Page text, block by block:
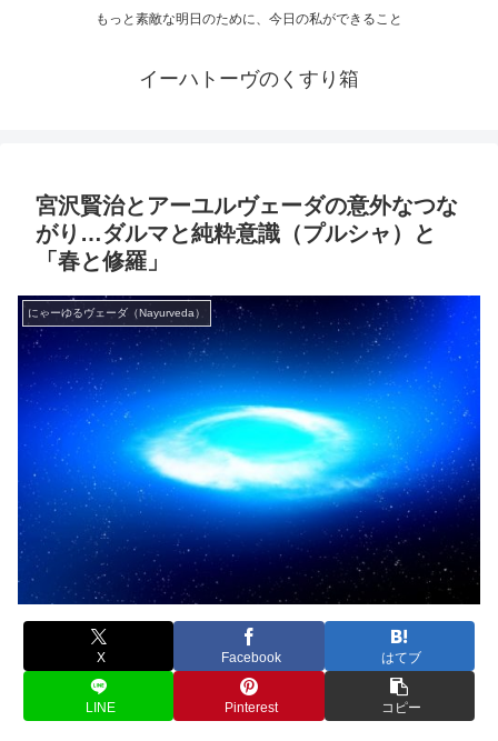
もっと素敵な明日のために、今日の私ができること
イーハトーヴのくすり箱
宮沢賢治とアーユルヴェーダの意外なつな
がり…ダルマと純粋意識（プルシャ）と
「春と修羅」
にゃーゆるヴェーダ（Nayurveda）
X Facebook はてブ
LINE Pinterest コピー